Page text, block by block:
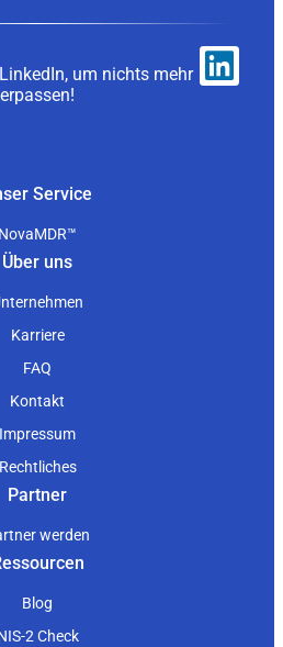
um nichts mehr
Service
NovaMDR™
Über uns
Karriere
FAQ
Kontakt
Impressum
Rechtliches
Partner
werden
Blog
2 Check